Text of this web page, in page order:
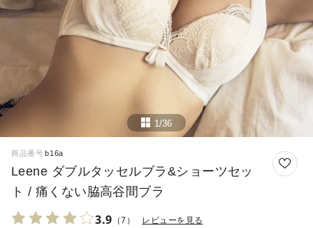
1/36
商品番号 b16a
Leene ダブルタッセルブラ&ショーツセッ
ト / 痛くない脇高谷間ブラ
3.9 （7） レビューを見る